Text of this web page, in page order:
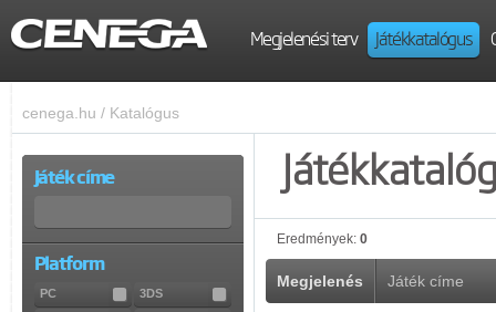
Megjelenési terv Játékkatalógus
cenega.hu / Katalógus
Játék címe
Platform
PC
3DS
Eredmények: 0
Megjelenés Játék címe